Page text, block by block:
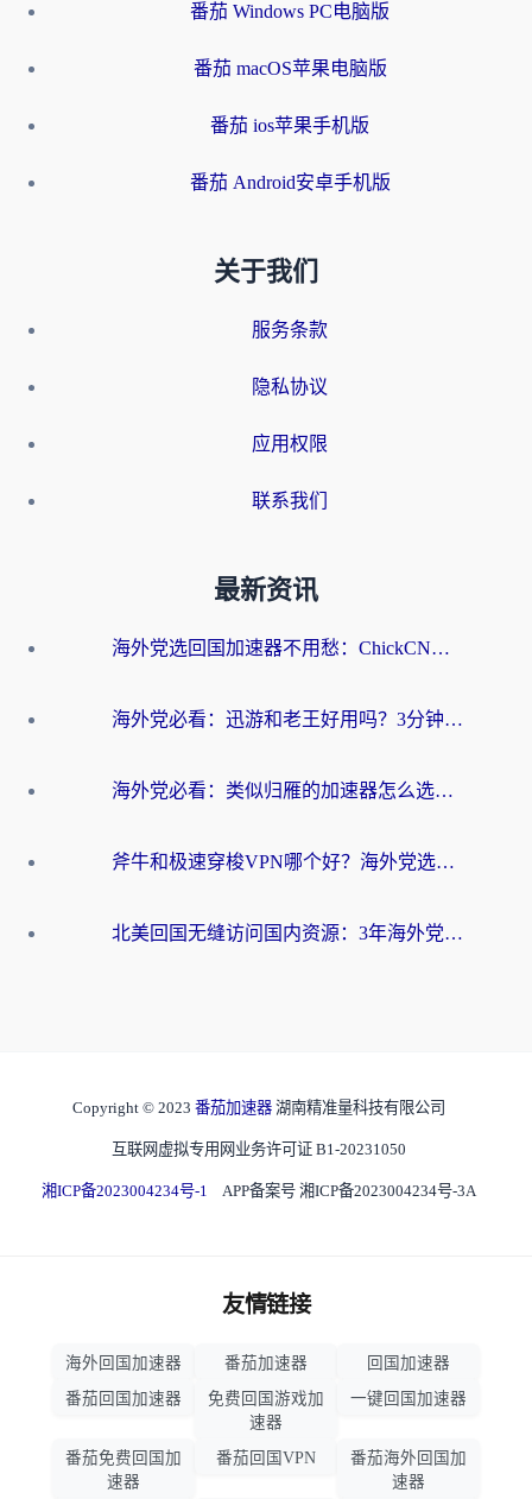
番茄 Windows PC电脑版
番茄 macOS苹果电脑版
番茄 ios苹果手机版
番茄 Android安卓手机版
关于我们
服务条款
隐私协议
应用权限
联系我们
最新资讯
海外党选回国加速器不用愁：ChickCN和洞见哪个好？一篇搞定所有疑问
海外党必看：迅游和老王好用吗？3分钟选对加速国内网络的加速器
海外党必看：类似归雁的加速器怎么选？一篇搞定无缝访问国内资源
斧牛和极速穿梭VPN哪个好？海外党选回国加速器必看的真实对比与避坑指南
北美回国无缝访问国内资源：3年海外党亲测的加速器选择指南
Copyright © 2023 番茄加速器 湖南精准量科技有限公司
互联网虚拟专用网业务许可证 B1-20231050
湘ICP备2023004234号-1 APP备案号 湘ICP备2023004234号-3A
友情链接
海外回国加速器 番茄加速器
回国加速器
番茄回国加速器
免费回国游戏加
速器
一键回国加速器
番茄免费回国加
速器
番茄回国VPN
番茄海外回国加
速器